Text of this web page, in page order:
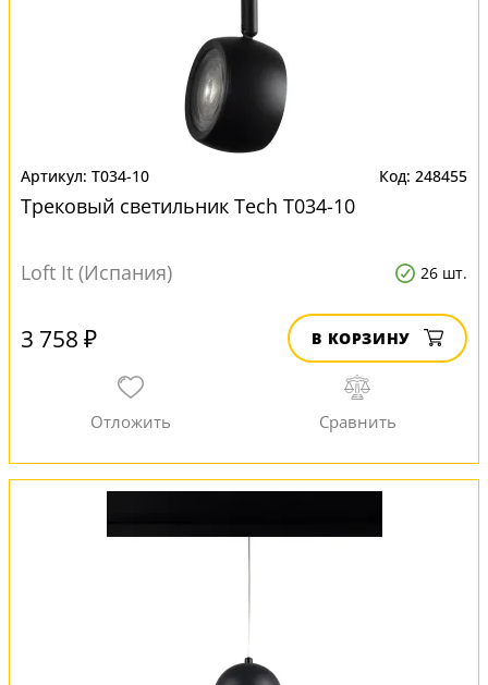
T034-10 248455
Трековый светильник Tech T034-10
Loft It (Испания) 26 шт.
3 758 ₽ В КОРЗИНУ